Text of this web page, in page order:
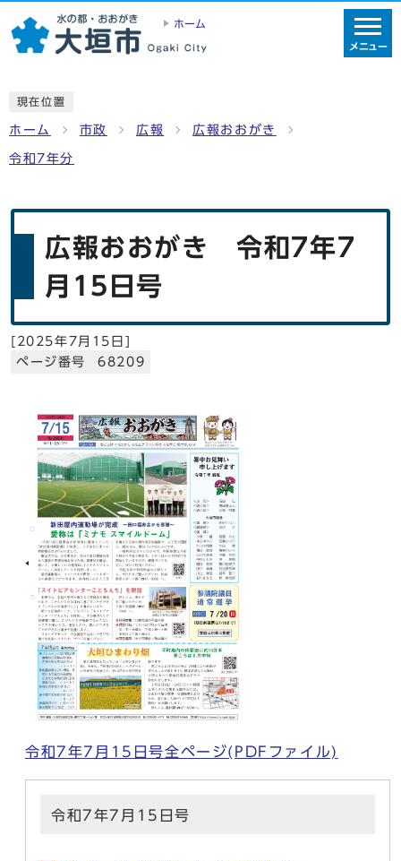
ホーム
メニュー
現在位置
ホーム 市政 広報 広報おおがき
令和7年分
広報おおがき 令和7年7
月15日号
[ 2025年7月15日 ]
ページ番号 68209
令和7年7月15日号全ページ(PDFファイル)
令和7年7月15日号